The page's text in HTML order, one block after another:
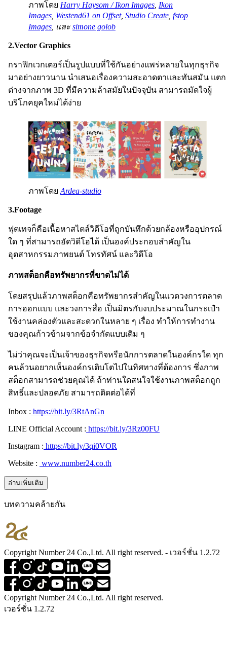
ภาพโดย Harry Haysom / Ikon Images Ikon
Images Westend61 on Offset, Studio Create fstop
Images , และ simone golob
2.Vector Graphics
กราฟิกเวกเตอร์เป็นรูปแบบที่ใช้กันอย่างแพร่หลายในทุกธุรกิจ
มาอย่างยาวนาน นำเสนอเรื่องความสะอาดตาและทันสมัน แตก
ต่างจากภาพ 3D ที่มีความล้าสมัยในปัจจุบัน สามารถมัดใจผู้
บริโภคยุคใหม่ได้ง่าย
ภาพโดย Ardea-studio
3.Footage
ฟุตเทจก็คือเนื้อหาสไตล์วิดีโอที่ถูกบันทึกด้วยกล้องหรืออุปกรณ์
ใด ๆ ที่สามารถอัดวิดีโอได้ เป็นองค์ประกอบสำคัญใน
อุตสาหกรรมภาพยนต์ โทรทัศน์ และวิดีโอ
ภาพสต็อกคือทรัพยากรที่ขาดไม่ได้
โดยสรุปแล้วภาพสต็อกคือทรัพยากรสำคัญในแวดวงการตลาด
การออกแบบ และวงการสื่อ เป็นมิตรกับงบประมาณในกระเป๋า
ใช้งานคล่องตัวและสะดวกในหลาย ๆ เรื่อง ทำให้การทำงาน
ของคุณก้าวข้ามจากข้อจำกัดแบบเดิม ๆ
ไม่ว่าคุณจะเป็นเจ้าของธุรกิจหรือนักการตลาดในองค์กรใด ทุก
คนล้วนอยากเห็นองค์กรเติบโตไปในทิศทางที่ต้องการ ซึ่งภาพ
สต็อกสามารถช่วยคุณได้ ถ้าท่านใดสนใจใช้งานภาพสต็อกถูก
สิทธิ์และปลอดภัย สามารถติดต่อได้ที่
Inbox : https://bit.ly/3RtAnGn
LINE Official Account : https://bit.ly/3Rz00FU
Instagram : https://bit.ly/3qi0VOR
Website : www.number24.co.th
อ่านเพิ่มเติม
บทความคล้ายกัน
Copyright Number 24 Co.,Ltd. All right reserved. - เวอร์ชั่น 1.2.72
Copyright Number 24 Co.,Ltd. All right reserved.
เวอร์ชั่น 1.2.72